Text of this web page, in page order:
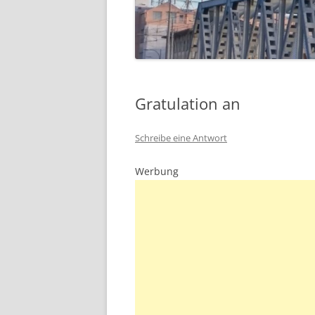
Gratulation an
Schreibe eine Antwort
Werbung